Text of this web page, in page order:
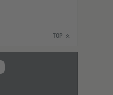
TOP